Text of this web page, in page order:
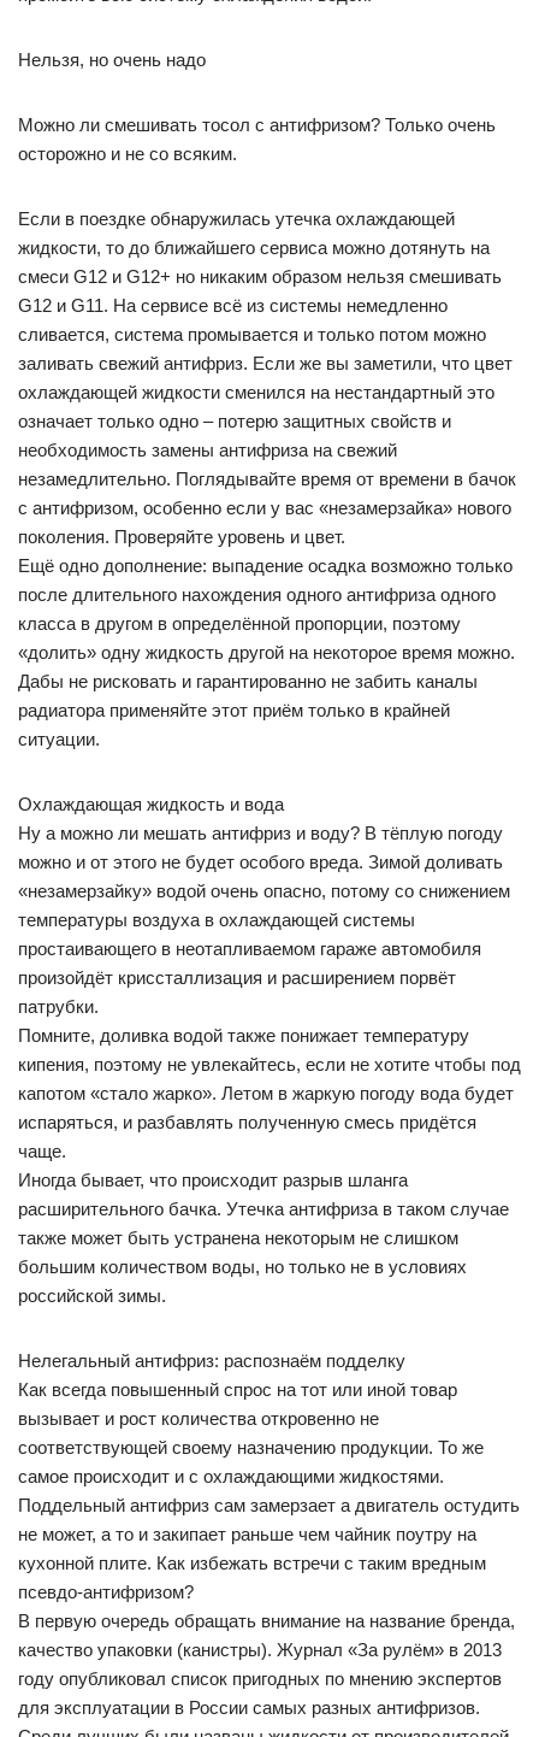
Нельзя, но очень надо
Можно ли смешивать тосол с антифризом? Только очень
осторожно и не со всяким.
Если в поездке обнаружилась утечка охлаждающей
жидкости, то до ближайшего сервиса можно дотянуть на
смеси G12 и G12+ но никаким образом нельзя смешивать
G12 и G11. На сервисе всё из системы немедленно
сливается, система промывается и только потом можно
заливать свежий антифриз. Если же вы заметили, что цвет
охлаждающей жидкости сменился на нестандартный это
означает только одно – потерю защитных свойств и
необходимость замены антифриза на свежий
незамедлительно. Поглядывайте время от времени в бачок
с антифризом, особенно если у вас «незамерзайка» нового
поколения. Проверяйте уровень и цвет.
Ещё одно дополнение: выпадение осадка возможно только
после длительного нахождения одного антифриза одного
класса в другом в определённой пропорции, поэтому
«долить» одну жидкость другой на некоторое время можно.
Дабы не рисковать и гарантированно не забить каналы
радиатора применяйте этот приём только в крайней
ситуации.
Охлаждающая жидкость и вода
Ну а можно ли мешать антифриз и воду? В тёплую погоду
можно и от этого не будет особого вреда. Зимой доливать
«незамерзайку» водой очень опасно, потому со снижением
температуры воздуха в охлаждающей системы
простаивающего в неотапливаемом гараже автомобиля
произойдёт криссталлизация и расширением порвёт
патрубки.
Помните, доливка водой также понижает температуру
кипения, поэтому не увлекайтесь, если не хотите чтобы под
капотом «стало жарко». Летом в жаркую погоду вода будет
испаряться, и разбавлять полученную смесь придётся
чаще.
Иногда бывает, что происходит разрыв шланга
расширительного бачка. Утечка антифриза в таком случае
также может быть устранена некоторым не слишком
большим количеством воды, но только не в условиях
российской зимы.
Нелегальный антифриз: распознаём подделку
Как всегда повышенный спрос на тот или иной товар
вызывает и рост количества откровенно не
соответствующей своему назначению продукции. То же
самое происходит и с охлаждающими жидкостями.
Поддельный антифриз сам замерзает а двигатель остудить
не может, а то и закипает раньше чем чайник поутру на
кухонной плите. Как избежать встречи с таким вредным
псевдо-антифризом?
В первую очередь обращать внимание на название бренда,
качество упаковки (канистры). Журнал «За рулём» в 2013
году опубликовал список пригодных по мнению экспертов
для эксплуатации в России самых разных антифризов.